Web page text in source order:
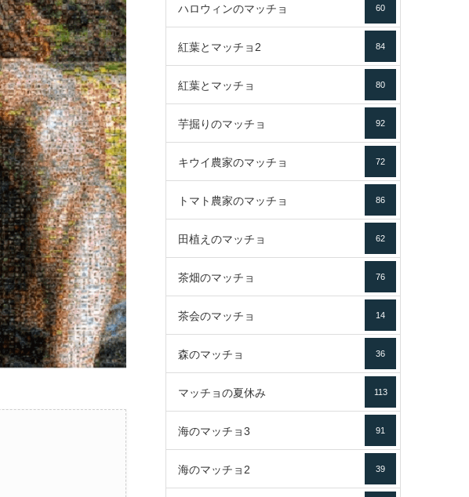
ハロウィンのマッチョ 60
紅葉とマッチョ2 84
紅葉とマッチョ 80
芋掘りのマッチョ 92
キウイ農家のマッチョ 72
トマト農家のマッチョ 86
田植えのマッチョ 62
茶畑のマッチョ 76
茶会のマッチョ 14
森のマッチョ 36
マッチョの夏休み 113
海のマッチョ3 91
海のマッチョ2 39